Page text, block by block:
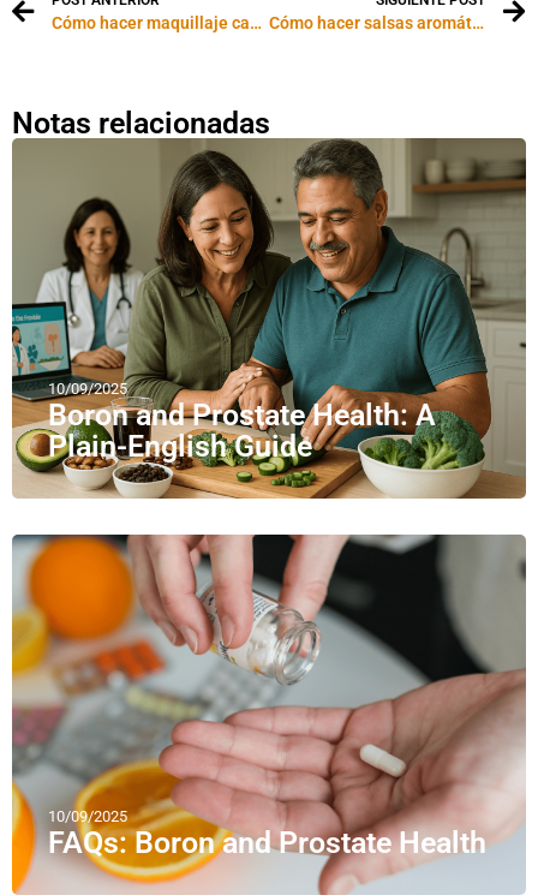
Cómo hacer maquillaje casero Cómo hacer salsas aromáticas
Notas relacionadas
10/09/2025
Boron and Prostate Health: A
Plain-English Guide
10/09/2025
FAQs: Boron and Prostate Health